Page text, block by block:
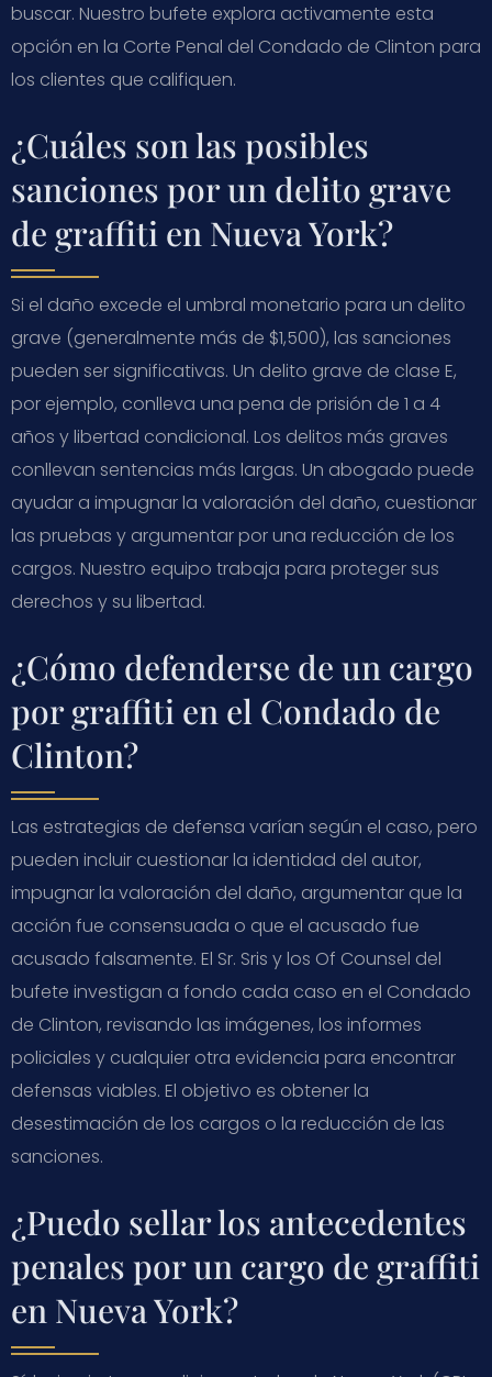
buscar. Nuestro bufete explora activamente esta
opción en la Corte Penal del Condado de Clinton para
los clientes que califiquen.
¿Cuáles son las posibles
sanciones por un delito grave
de graffiti en Nueva York?
Si el daño excede el umbral monetario para un delito
grave (generalmente más de $1,500), las sanciones
pueden ser significativas. Un delito grave de clase E,
por ejemplo, conlleva una pena de prisión de 1 a 4
años y libertad condicional. Los delitos más graves
conllevan sentencias más largas. Un abogado puede
ayudar a impugnar la valoración del daño, cuestionar
las pruebas y argumentar por una reducción de los
cargos. Nuestro equipo trabaja para proteger sus
derechos y su libertad.
¿Cómo defenderse de un cargo
por graffiti en el Condado de
Clinton?
Las estrategias de defensa varían según el caso, pero
pueden incluir cuestionar la identidad del autor,
impugnar la valoración del daño, argumentar que la
acción fue consensuada o que el acusado fue
acusado falsamente. El Sr. Sris y los Of Counsel del
bufete investigan a fondo cada caso en el Condado
de Clinton, revisando las imágenes, los informes
policiales y cualquier otra evidencia para encontrar
defensas viables. El objetivo es obtener la
desestimación de los cargos o la reducción de las
sanciones.
¿Puedo sellar los antecedentes
penales por un cargo de graffiti
en Nueva York?